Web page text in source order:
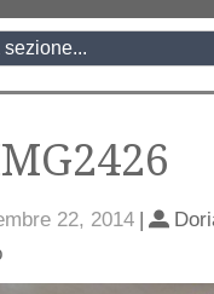
22, 2014 |